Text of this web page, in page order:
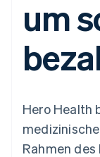
Zugriff auf
125
Zahlungen vor
Authorization
um
Hero Health
Rahmen